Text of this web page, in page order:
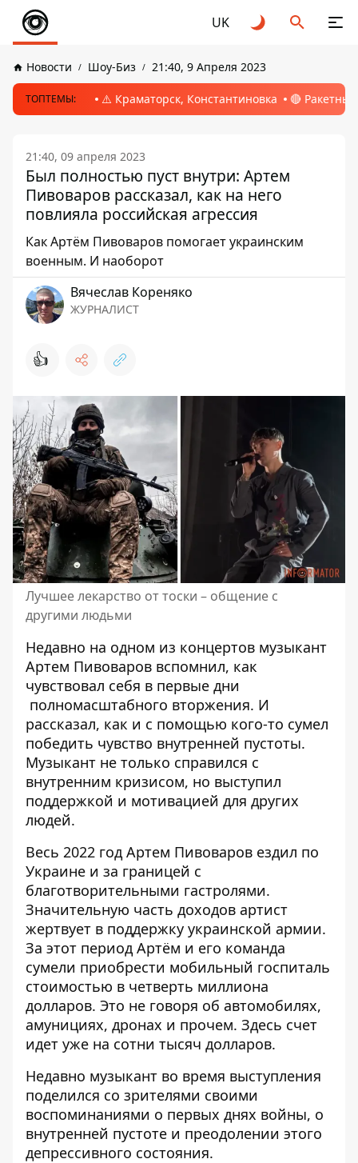
UK
Новости Шоу-Биз 21:40, 9 Апреля 2023
ТОПТЕМЫ: ⚠️ Краматорск, Константиновка 🔴
21:40, 09 апреля 2023
Был полностью пуст внутри: Артем
Пивоваров рассказал, как на него
повлияла российская агрессия
Как Артём Пивоваров помогает украинским
военным. И наоборот
Вячеслав Кореняко
ЖУРНАЛИСТ
👍
Лучшее лекарство от тоски – общение с
другими людьми
Недавно на одном из концертов музыкант
Артем Пивоваров вспомнил, как
чувствовал себя в первые дни
полномасштабного вторжения. И
рассказал, как и с помощью кого-то сумел
победить чувство внутренней пустоты.
Музыкант не только справился с
внутренним кризисом, но выступил
поддержкой и мотивацией для других
людей.
Весь 2022 год Артем Пивоваров ездил по
Украине и за границей с
благотворительными гастролями.
Значительную часть доходов артист
жертвует в поддержку украинской армии.
За этот период Артём и его команда
сумели приобрести мобильный госпиталь
стоимостью в четверть миллиона
долларов. Это не говоря об автомобилях,
амунициях, дронах и прочем. Здесь счет
идет уже на сотни тысяч долларов.
Недавно музыкант во время выступления
поделился со зрителями своими
воспоминаниями о первых днях войны, о
внутренней пустоте и преодолении этого
депрессивного состояния.